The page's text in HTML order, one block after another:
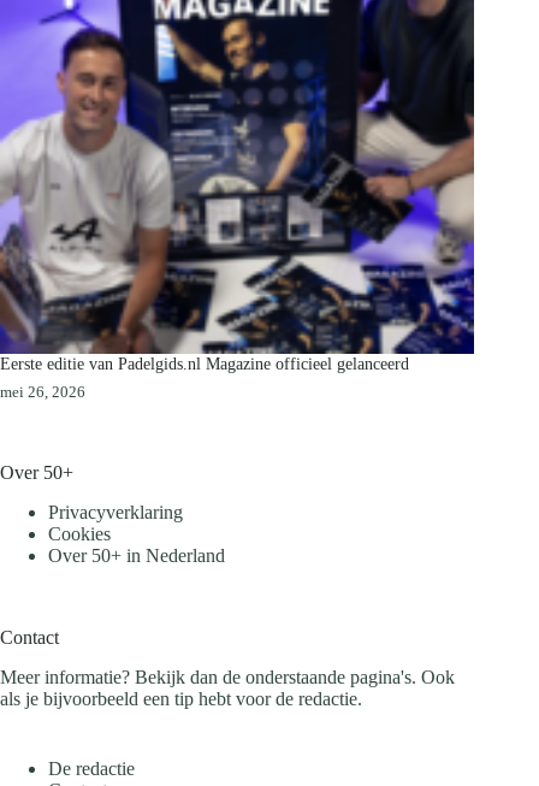
Eerste editie van Padelgids.nl Magazine officieel gelanceerd
mei 26, 2026
Over 50+
Privacyverklaring
Cookies
Over 50+ in Nederland
Contact
Meer informatie? Bekijk dan de onderstaande pagina's. Ook
als je bijvoorbeeld een tip hebt voor de redactie.
De redactie